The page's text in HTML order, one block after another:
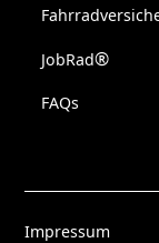
JobRad®
FAQs
Impressum